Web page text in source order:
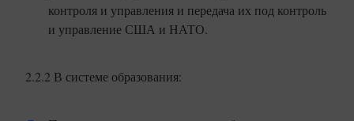
контроля и управления и передача их под контроль
и управление США и НАТО.
2.2.2 В системе образования: